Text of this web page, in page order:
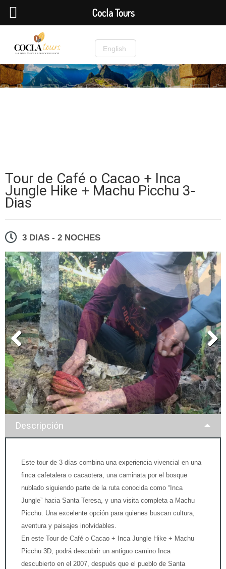
English
Tour de Café o Cacao + Inca
Jungle Hike + Machu Picchu 3-
Dias
3 DIAS - 2 NOCHES
Descripción
Este tour de 3 días combina una experiencia vivencial en una
finca cafetalera o cacaotera, una caminata por el bosque
nublado siguiendo parte de la ruta conocida como “Inca
Jungle” hacia Santa Teresa, y una visita completa a Machu
Picchu. Una excelente opción para quienes buscan cultura,
aventura y paisajes inolvidables.
En este Tour de Café o Cacao + Inca Jungle Hike + Machu
Picchu 3D, podrá descubrir un antiguo camino Inca
descubierto en el 2007, después que el pueblo de Santa
Cocla Tours